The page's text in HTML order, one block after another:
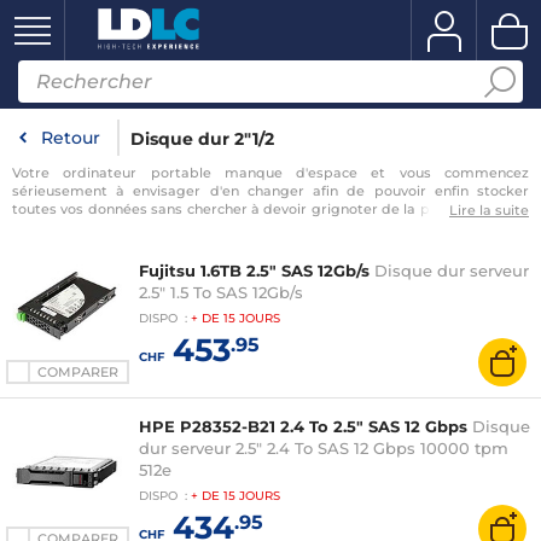
Retour Disque dur 2"1/2
Votre ordinateur portable manque d'espace et vous commencez
sérieusement à envisager d'en changer afin de pouvoir enfin stocker
toutes vos données sans chercher à devoir grignoter de la place à droite à
problème à moindre coût. Avec LDLC bénéficiez du choix et du conseil
dont vous avez besoin ! Les Ordinateurs portables ont des besoins
spécifiques en termes de disque dur interne
taille doit être réduite, mais leur consommation aussi afin
Lire la suite
COMPARER
Fujitsu 1.6TB 2.5" SAS 12Gb/s Disque dur serveur
2.5" 1.5 To SAS 12Gb/s
DISPO : + DE 15 JOURS
CHF453.95
HPE P28352-B21 2.4 To 2.5" SAS 12 Gbps Disque
dur serveur 2.5" 2.4 To SAS 12 Gbps 10000 tpm
512e
DISPO : + DE 15 JOURS
CHF434.95